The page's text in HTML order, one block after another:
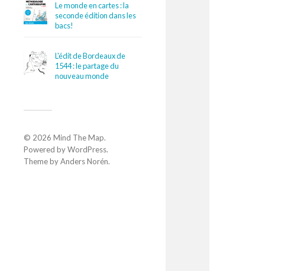
Le monde en cartes : la
seconde édition dans les
bacs!
L'édit de Bordeaux de
1544 : le partage du
nouveau monde
© 2026 Mind The Map.
Powered byWordPress.
Theme byAnders Norén.